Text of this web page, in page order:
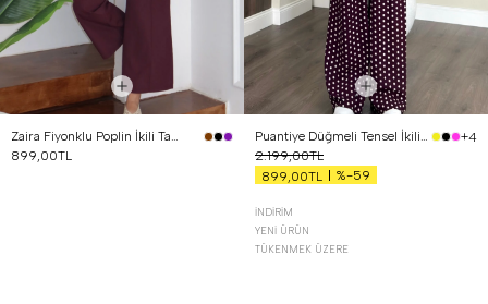
Zaira Fiyonklu Poplin İkili Takım Mürdüm
899,00TL
Puantiye Düğmeli Tensel İkili Takım Bordo
+4
2.199,00TL
899,00TL
%-59
İNDIRIM
YENI ÜRÜN
TÜKENMEK ÜZERE